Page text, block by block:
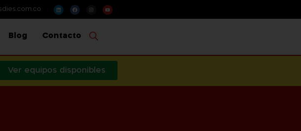
Blog Contacto
Ver equipos disponibles